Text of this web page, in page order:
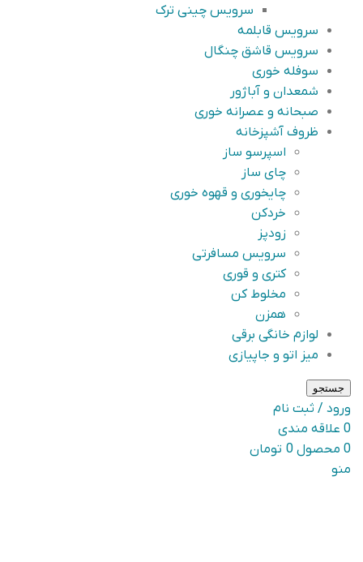
سرویس چینی ترک
سرویس قابلمه
سرویس قاشق چنگال
سوفله خوری
شمعدان و آباژور
صبحانه و عصرانه خوری
ظروف آشپزخانه
اسپرسو ساز
چای ساز
چایخوری و قهوه خوری
خردکن
زودپز
سرویس مسافرتی
کتری و قوری
مخلوط کن
همزن
لوازم خانگی برقی
میز اتو و جاپیازی
جستجو
ورود / ثبت نام
0 علاقه مندی
0 محصول 0 تومان
منو